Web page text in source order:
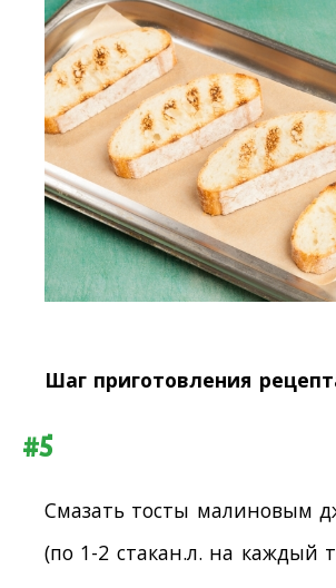
Шаг приготовления
#5
Смазать тосты малиновым
(по 1-2 стакан.л. на каждый